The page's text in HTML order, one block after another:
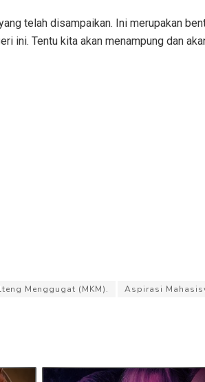
telah disampaikan. Ini merupakan
ini. Tentu kita akan menampung dan
Menggugat (MKM). Aspirasi